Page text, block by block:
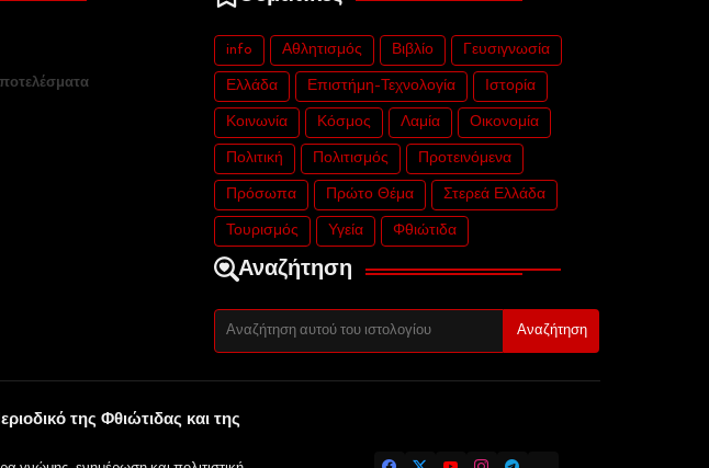
info Αθλητισμός Βιβλίο Γευσιγνωσία
Ελλάδα Επιστήμη-Τεχνολογία Ιστορία
Κοινωνία Κόσμος Λαμία Οικονομία
Πολιτική Πολιτισμός Προτεινόμενα
Πρόσωπα Πρώτο Θέμα Στερεά Ελλάδα
Τουρισμός Υγεία Φθιώτιδα
Αναζήτηση
της Φθιώτιδας και της